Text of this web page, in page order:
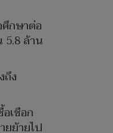
กษาต่อ
5.8 ล้าน
ถึง
เชือก
ยย้ายไป